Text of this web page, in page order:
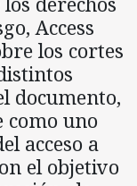
Access
los cortes
documento,
como uno
acceso a
el objetivo